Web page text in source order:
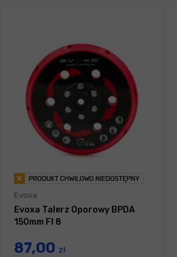
Evoxa
Evoxa Talerz Oporowy BPDA
150mm FI 8
87,00 zł